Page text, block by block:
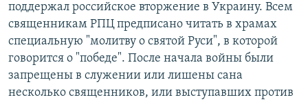
поддержал российское вторжение в Украину. Всем
священникам РПЦ предписано читать в храмах
специальную "молитву о святой Руси", в которой
говорится о "победе". После начала войны были
запрещены в служении или лишены сана
несколько священников, или выступавших против